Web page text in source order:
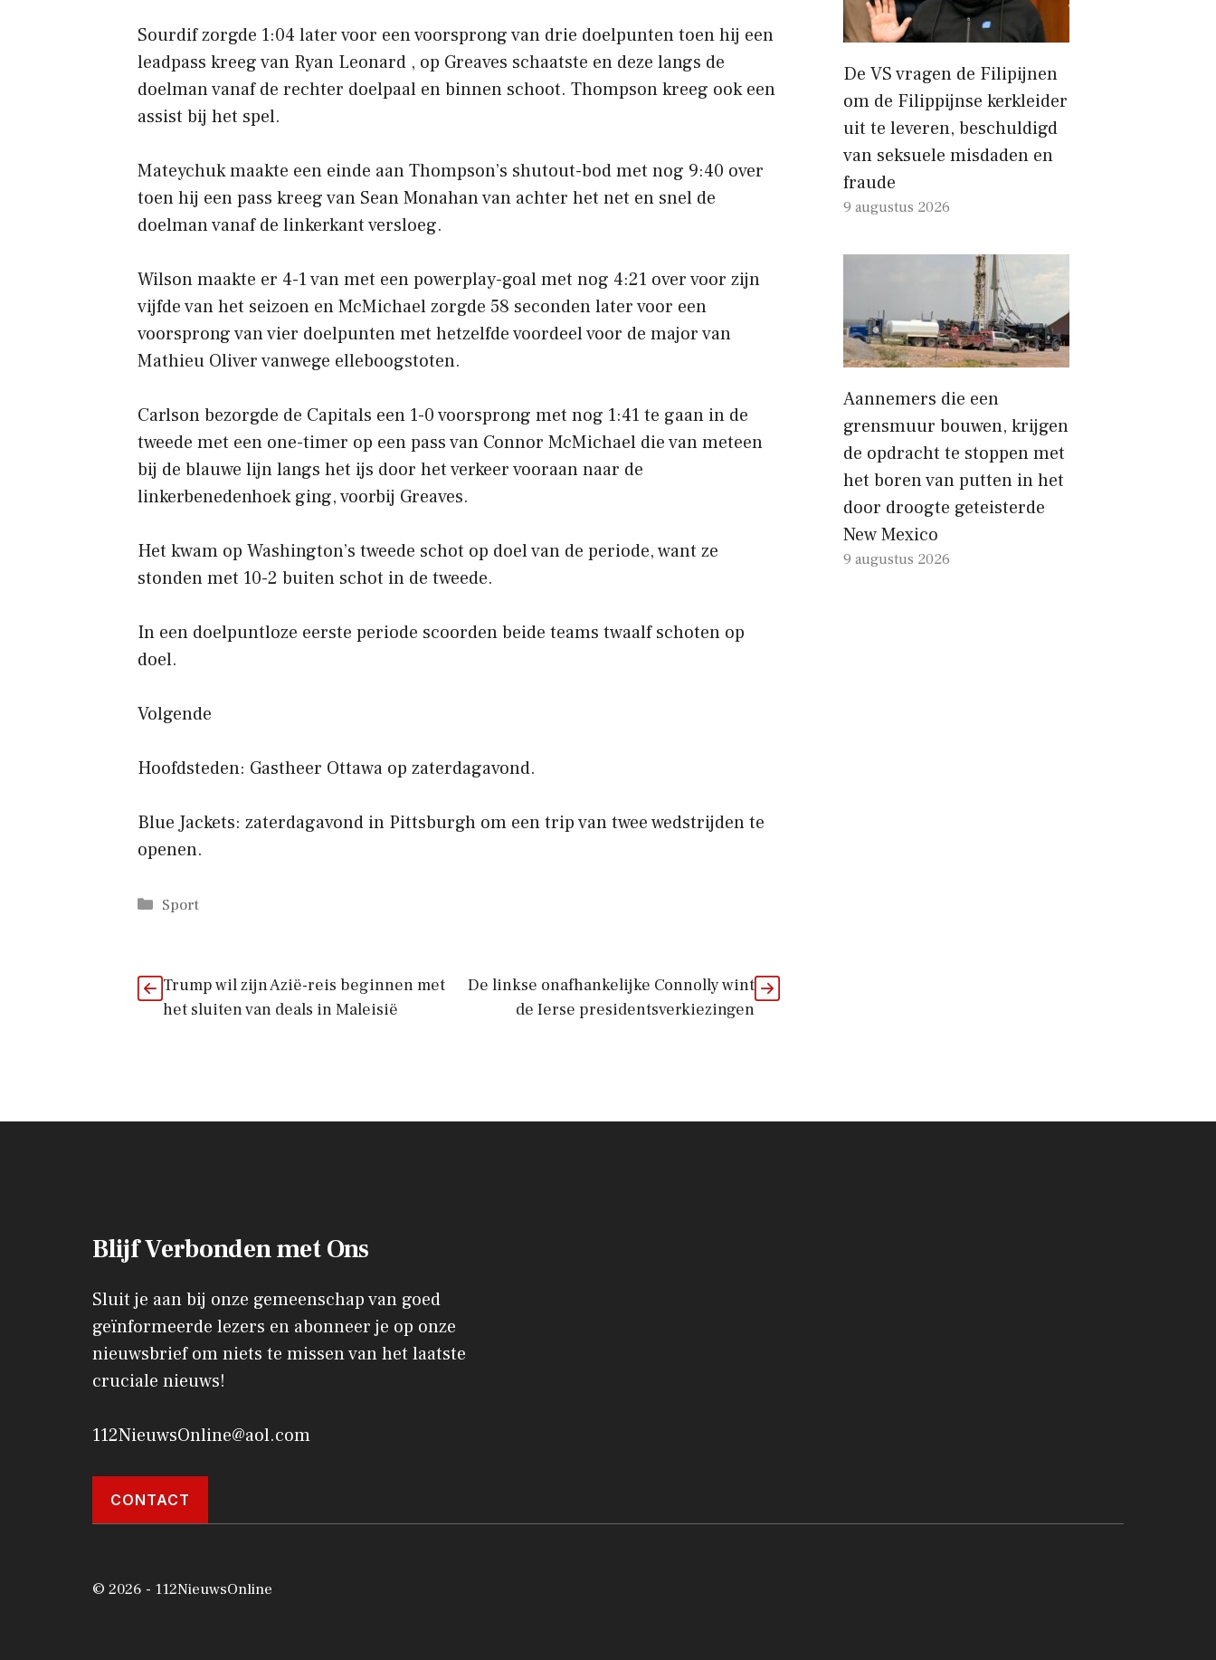
Sourdif zorgde 1:04 later voor een voorsprong van drie doelpunten toen hij een
leadpass kreeg van Ryan Leonard , op Greaves schaatste en deze langs de
doelman vanaf de rechter doelpaal en binnen schoot. Thompson kreeg ook een
assist bij het spel.
Mateychuk maakte een einde aan Thompson’s shutout-bod met nog 9:40 over
toen hij een pass kreeg van Sean Monahan van achter het net en snel de
doelman vanaf de linkerkant versloeg.
Wilson maakte er 4-1 van met een powerplay-goal met nog 4:21 over voor zijn
vijfde van het seizoen en McMichael zorgde 58 seconden later voor een
voorsprong van vier doelpunten met hetzelfde voordeel voor de major van
Mathieu Oliver vanwege elleboogstoten.
Carlson bezorgde de Capitals een 1-0 voorsprong met nog 1:41 te gaan in de
tweede met een one-timer op een pass van Connor McMichael die van meteen
bij de blauwe lijn langs het ijs door het verkeer vooraan naar de
linkerbenedenhoek ging, voorbij Greaves.
Het kwam op Washington’s tweede schot op doel van de periode, want ze
stonden met 10-2 buiten schot in de tweede.
In een doelpuntloze eerste periode scoorden beide teams twaalf schoten op
doel.
Volgende
Hoofdsteden: Gastheer Ottawa op zaterdagavond.
Blue Jackets: zaterdagavond in Pittsburgh om een ​​trip van twee wedstrijden te
openen.
Categorieën
Sport
Trump wil zijn Azië-reis beginnen met
het sluiten van deals in Maleisië
De linkse onafhankelijke Connolly wint
de Ierse presidentsverkiezingen
De VS vragen de Filipijnen
om de Filippijnse kerkleider
uit te leveren, beschuldigd
van seksuele misdaden en
fraude
9 augustus 2026
Aannemers die een
grensmuur bouwen, krijgen
de opdracht te stoppen met
het boren van putten in het
door droogte geteisterde
New Mexico
9 augustus 2026
Blijf Verbonden met Ons
Sluit je aan bij onze gemeenschap van goed
geïnformeerde lezers en abonneer je op onze
nieuwsbrief om niets te missen van het laatste
cruciale nieuws!
112NieuwsOnline@aol.com
CONTACT
© 2026 - 112NieuwsOnline